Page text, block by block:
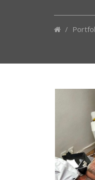
/